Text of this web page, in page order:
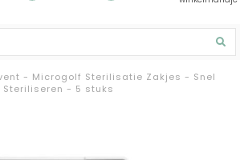
- Microgolf Sterilisatie Zakjes - Snel
Steriliseren - 5 stuks